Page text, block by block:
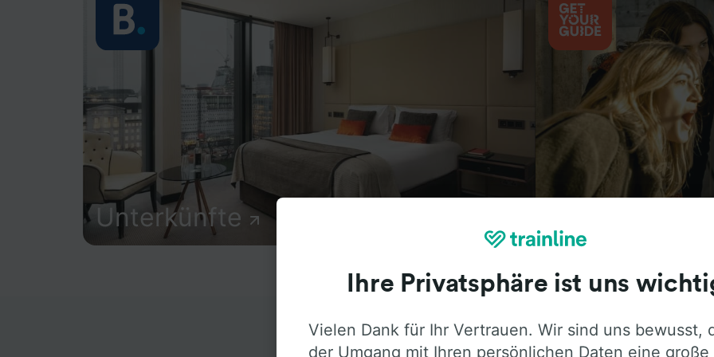
Unterkünfte
Die ehrliche Meinung von Trainline-
Ihre Privatsphäre ist uns
Vielen Dank für Ihr Vertrauen. Wir sind uns bewusst,
der Umgang mit Ihren persönlichen Daten eine große